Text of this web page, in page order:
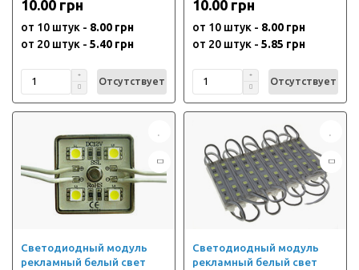
10.00 грн
от 10 штук - 8.00 грн
от 20 штук - 5.40 грн
Отсутствует
10.00 грн
от 10 штук - 8.00 грн
от 20 штук - 5.85 грн
Отсутствует
Светодиодный модуль
рекламный белый свет
Светодиодный модуль
рекламный белый свет